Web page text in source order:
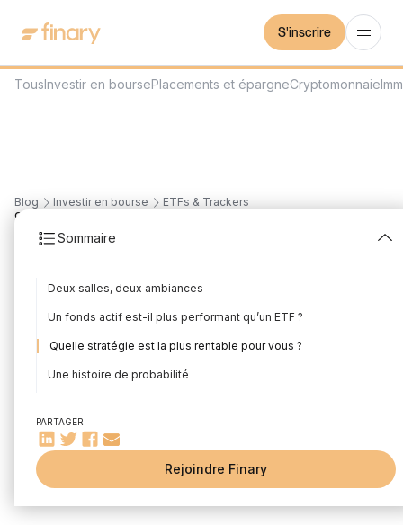
S'inscrire
Blog Investir en bourse ETFs & Trackers
Sommaire
Deux salles, deux ambiances
Un fonds actif est-il plus performant qu’un ETF ?
Quelle stratégie est la plus rentable pour vous ?
Une histoire de probabilité
La gestion passive est-elle toujours meilleure que la
gestion active ?
Peut-on loger des ETF dans un PEA ou une assurance-vie ?
PARTAGER
Rejoindre Finary
9
passive : quelle est la
meilleure ?
Mis à jour le 28 juillet 2026
TousInvestir en boursePlacements et épargneCryptomonnaie